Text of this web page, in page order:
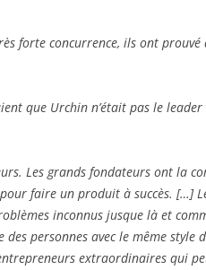
forte concurrence, ils ont prouvé
que Urchin n’était pas le
Les grands fondateurs ont la
faire un produit à succès. […]
inconnus jusque là et
personnes avec le même style
extraordinaires qui